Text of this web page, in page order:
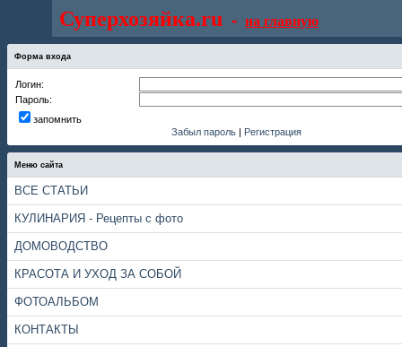
Суперхозяйка.ru - на главную
Форма входа
Логин:
Пароль:
запомнить
Забыл пароль | Регистрация
Меню сайта
ВСЕ СТАТЬИ
КУЛИНАРИЯ - Рецепты с фото
ДОМОВОДСТВО
КРАСОТА И УХОД ЗА СОБОЙ
ФОТОАЛЬБОМ
КОНТАКТЫ